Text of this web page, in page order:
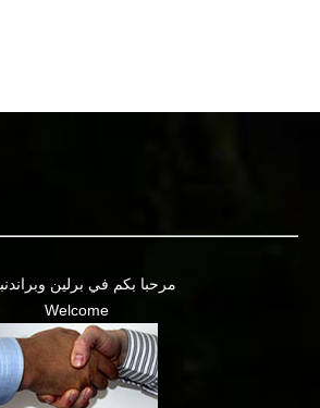
مرحبا بكم في برلين
Welcome